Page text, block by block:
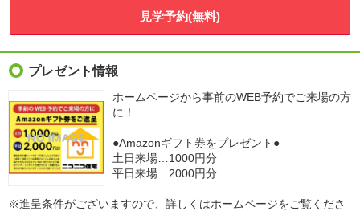
見学予約(無料)
プレゼント情報
ホームページから事前のWEB予約でご来場の方
に！
●Amazonギフト券をプレゼント●
土日来場…1000円分
平日来場…2000円分
※進呈条件がございますので、詳しくはホームページをご覧くださ